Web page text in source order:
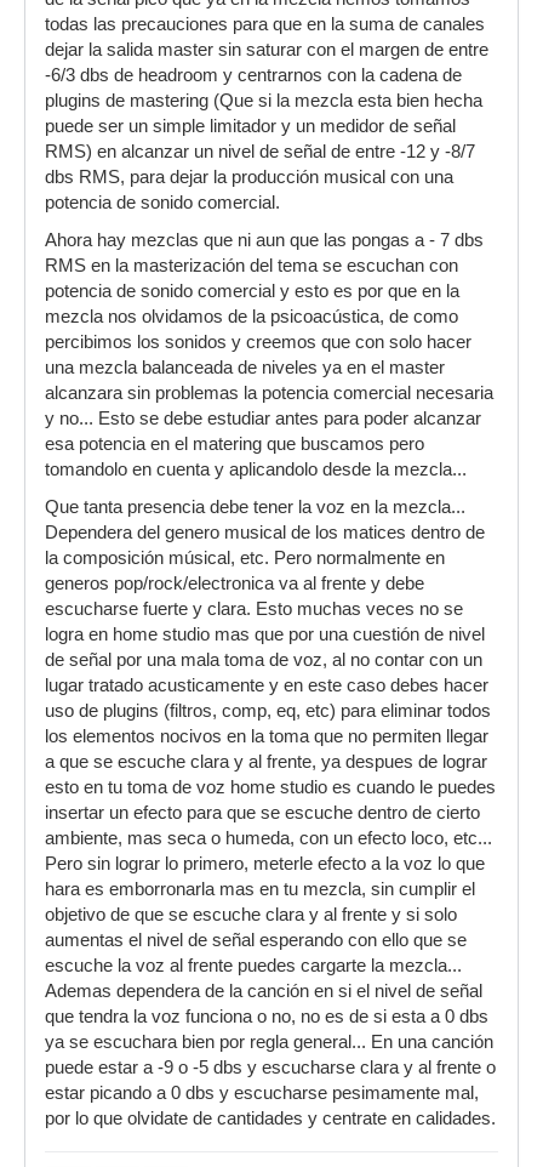
todas las precauciones para que en la suma de canales
dejar la salida master sin saturar con el margen de entre
-6/3 dbs de headroom y centrarnos con la cadena de
plugins de mastering (Que si la mezcla esta bien hecha
puede ser un simple limitador y un medidor de señal
RMS) en alcanzar un nivel de señal de entre -12 y -8/7
dbs RMS, para dejar la producción musical con una
potencia de sonido comercial.
Ahora hay mezclas que ni aun que las pongas a - 7 dbs
RMS en la masterización del tema se escuchan con
potencia de sonido comercial y esto es por que en la
mezcla nos olvidamos de la psicoacústica, de como
percibimos los sonidos y creemos que con solo hacer
una mezcla balanceada de niveles ya en el master
alcanzara sin problemas la potencia comercial necesaria
y no... Esto se debe estudiar antes para poder alcanzar
esa potencia en el matering que buscamos pero
tomandolo en cuenta y aplicandolo desde la mezcla...
Que tanta presencia debe tener la voz en la mezcla...
Dependera del genero musical de los matices dentro de
la composición músical, etc. Pero normalmente en
generos pop/rock/electronica va al frente y debe
escucharse fuerte y clara. Esto muchas veces no se
logra en home studio mas que por una cuestión de nivel
de señal por una mala toma de voz, al no contar con un
lugar tratado acusticamente y en este caso debes hacer
uso de plugins (filtros, comp, eq, etc) para eliminar todos
los elementos nocivos en la toma que no permiten llegar
a que se escuche clara y al frente, ya despues de lograr
esto en tu toma de voz home studio es cuando le puedes
insertar un efecto para que se escuche dentro de cierto
ambiente, mas seca o humeda, con un efecto loco, etc...
Pero sin lograr lo primero, meterle efecto a la voz lo que
hara es emborronarla mas en tu mezcla, sin cumplir el
objetivo de que se escuche clara y al frente y si solo
aumentas el nivel de señal esperando con ello que se
escuche la voz al frente puedes cargarte la mezcla...
Ademas dependera de la canción en si el nivel de señal
que tendra la voz funciona o no, no es de si esta a 0 dbs
ya se escuchara bien por regla general... En una canción
puede estar a -9 o -5 dbs y escucharse clara y al frente o
estar picando a 0 dbs y escucharse pesimamente mal,
por lo que olvidate de cantidades y centrate en calidades.